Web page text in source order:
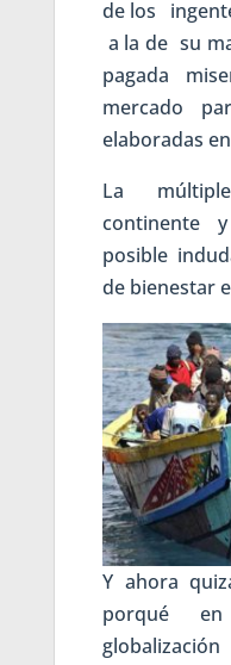
de los
a la de su
pagada
mercado
elaboradas
La
continente
posible
de bienestar
Y ahora
porqué